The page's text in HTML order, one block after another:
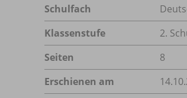
Schulfach
Klassenstufe
2.
Seiten
8
Erschienen am